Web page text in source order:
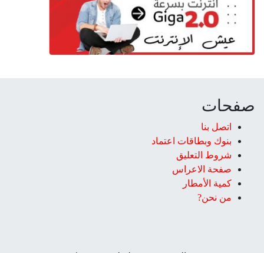
صفحات
اتصل بنا
بنوك وبطاقات اعتماد
شروط التعليق‎
صفحة الاعراس
كمية الأمطار
من نحن?